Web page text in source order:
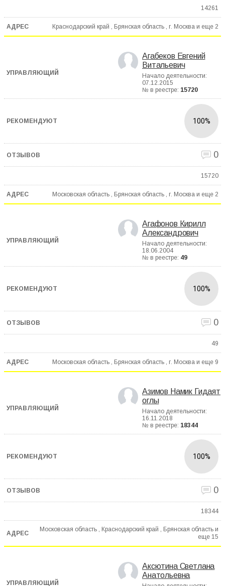
14261
Краснодарский край , Брянская область , г. Москва и еще 2
Агабеков Евгений
Витальевич
Начало деятельности:
07.12.2015
№ в реестре: 15720
100%
0
15720
Московская область , Брянская область , г. Москва и еще 2
Агафонов Кирилл
Александрович
Начало деятельности:
18.06.2004
№ в реестре: 49
100%
0
49
Московская область , Брянская область , г. Москва и еще 9
Азимов Намик Гидаят
оглы
Начало деятельности:
16.11.2018
№ в реестре: 18344
100%
0
18344
Московская область , Краснодарский край , Брянская область и
еще 15
Аксютина Светлана
Анатольевна